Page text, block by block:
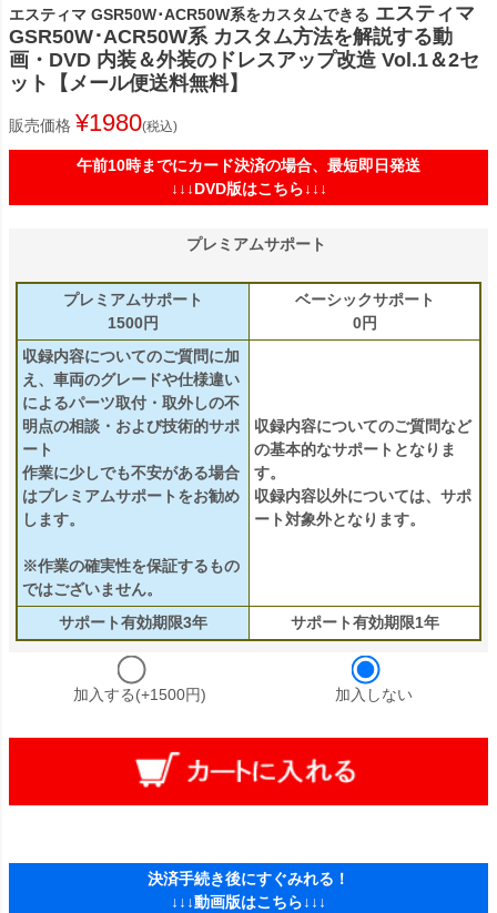
エスティマ GSR50W･ACR50W系をカスタムできる エスティマ
GSR50W･ACR50W系 カスタム方法を解説する動
画・DVD 内装＆外装のドレスアップ改造 Vol.1＆2セ
ット【メール便送料無料】
販売価格 ¥1980 税込
午前10時までにカード決済の場合、最短即日発送
↓↓↓DVD版はこちら↓↓↓
プレミアムサポート
プレミアムサポート
1500円
ベーシックサポート
0円
収録内容についてのご質問に加
え、車両のグレードや仕様違い
によるパーツ取付・取外しの不
明点の相談・および技術的サポ
ート
作業に少しでも不安がある場合
はプレミアムサポートをお勧め
します。
※作業の確実性を保証するもの
ではございません。
収録内容についてのご質問など
の基本的なサポートとなりま
す。
収録内容以外については、サポ
ート対象外となります。
サポート有効期限3年 サポート有効期限1年
加入する(+1500円) 加入しない
決済手続き後にすぐみれる！
↓↓↓動画版はこちら↓↓↓